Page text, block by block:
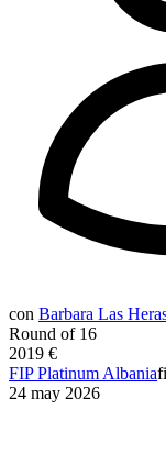
con Barbara Las
Round of 16
2019 €
FIP Platinum Albania
24 may 2026